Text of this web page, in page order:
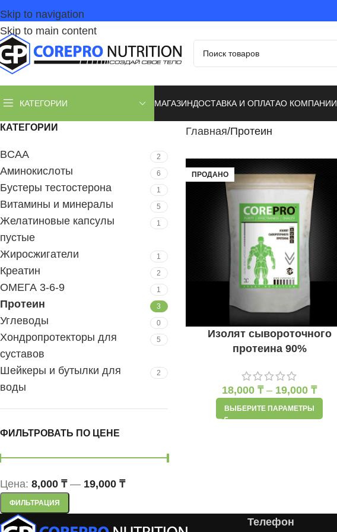
Skip to navigation
Skip to main content
КАТЕГОРИИ МАГАЗИНДОСТАВКА И ОПЛАТАО КОМПАНИИ
КАТЕГОРИИ
BCAA 2
Аминокислоты 6
Бустеры тестостерона 1
Витамины и минералы 5
Желатиновые капсулы
пустые
1
Жиросжигатели 1
Креатин 2
ОМЕГА 3-6-9 1
Протеин 3
Углеводы 0
Хондропротекторы для
суставов
5
Шейкеры и бутылки для
воды
2
ФИЛЬТРОВАТЬ ПО ЦЕНЕ
ФИЛЬТРАЦИЯ
Цена: 8,000 ₸— 19,000 ₸
Главная Протеин
ПРОДАНО
Изолят сывороточного
протеина 90%
18,000₸ – 19,000₸
ВЫБЕРИТЕ ПАРАМЕТРЫ
Телефон